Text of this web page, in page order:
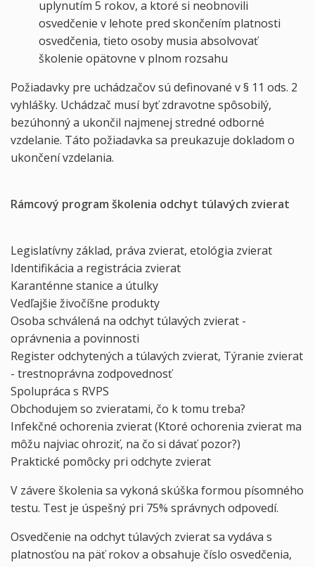
uplynutím 5 rokov, a ktoré si neobnovili
osvedčenie v lehote pred skončením platnosti
osvedčenia, tieto osoby musia absolvovať
školenie opätovne v plnom rozsahu
Požiadavky pre uchádzačov sú definované v § 11 ods. 2
vyhlášky. Uchádzač musí byť zdravotne spôsobilý,
bezúhonný a ukončil najmenej stredné odborné
vzdelanie. Táto požiadavka sa preukazuje dokladom o
ukončení vzdelania.
Rámcový program školenia odchyt túlavých zvierat
Legislatívny základ, práva zvierat, etológia zvierat
Identifikácia a registrácia zvierat
Karanténne stanice a útulky
Vedľajšie živočíšne produkty
Osoba schválená na odchyt túlavých zvierat -
oprávnenia a povinnosti
Register odchytených a túlavých zvierat, Týranie zvierat
- trestnoprávna zodpovednosť
Spolupráca s RVPS
Obchodujem so zvieratami, čo k tomu treba?
Infekčné ochorenia zvierat (Ktoré ochorenia zvierat ma
môžu najviac ohroziť, na čo si dávať pozor?)
Praktické pomôcky pri odchyte zvierat
V závere školenia sa vykoná skúška formou písomného
testu. Test je úspešný pri 75% správnych odpovedí.
Osvedčenie na odchyt túlavých zvierat sa vydáva s
platnosťou na päť rokov a obsahuje číslo osvedčenia,